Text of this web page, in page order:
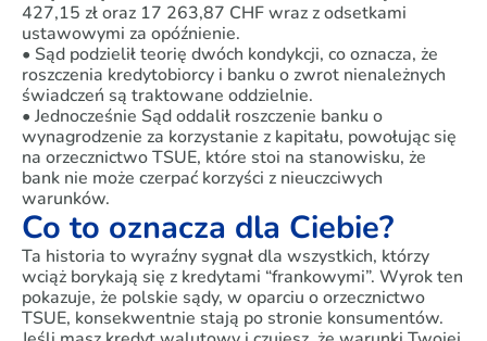
427,15 zł oraz 17 263,87 CHF wraz z odsetkami
ustawowymi za opóźnienie.
• Sąd podzielił teorię dwóch kondykcji, co oznacza, że
roszczenia kredytobiorcy i banku o zwrot nienależnych
świadczeń są traktowane oddzielnie.
• Jednocześnie Sąd oddalił roszczenie banku o
wynagrodzenie za korzystanie z kapitału, powołując się
na orzecznictwo TSUE, które stoi na stanowisku, że
bank nie może czerpać korzyści z nieuczciwych
warunków.
Co to oznacza dla Ciebie?
Ta historia to wyraźny sygnał dla wszystkich, którzy
wciąż borykają się z kredytami “frankowymi”. Wyrok ten
pokazuje, że polskie sądy, w oparciu o orzecznictwo
TSUE, konsekwentnie stają po stronie konsumentów.